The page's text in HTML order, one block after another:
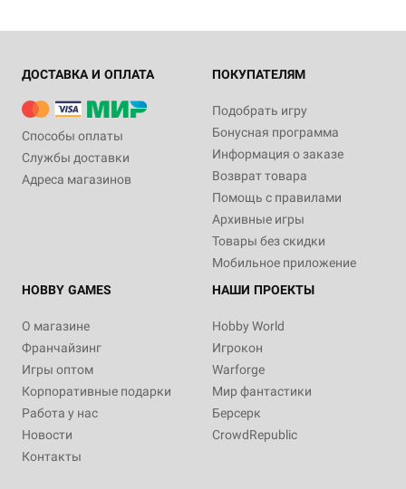
ДОСТАВКА И ОПЛАТА
Способы оплаты
Службы доставки
Адреса магазинов
ПОКУПАТЕЛЯМ
Подобрать игру
Бонусная программа
Информация о заказе
Возврат товара
Помощь с правилами
Архивные игры
Товары без скидки
Мобильное приложение
HOBBY GAMES
О магазине
Франчайзинг
Игры оптом
Корпоративные подарки
Работа у нас
Новости
Контакты
НАШИ ПРОЕКТЫ
Hobby World
Игрокон
Warforge
Мир фантастики
Берсерк
CrowdRepublic